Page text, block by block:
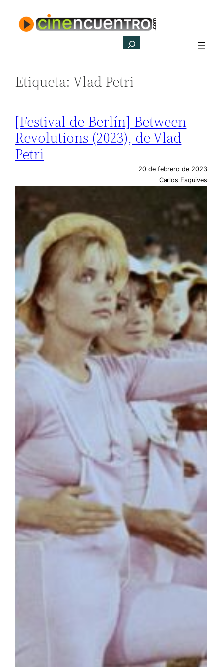
contenido
Etiqueta:Vlad Petri
[Festival de Berlín] Between
Revolutions (2023), de Vlad
Petri
20 de febrero de 2023
Carlos Esquives